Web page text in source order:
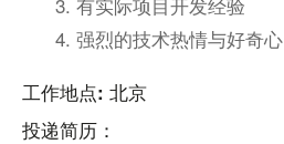
4. 强烈的技术热情与好奇心
工作地点: 北京
投递简历：